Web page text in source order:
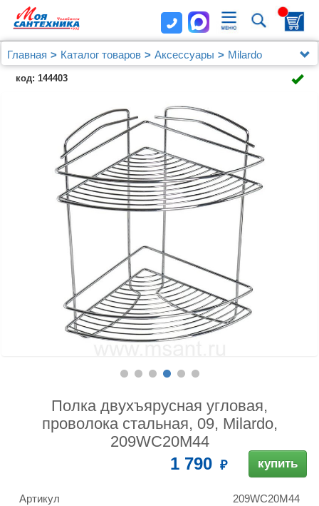
Главная Каталог товаров Аксессуары
Milardo
Полка двухъярусная угловая, проволока стальная,
09, Milardo, 209WC20M44
код: 144403
Полка двухъярусная угловая,
проволока стальная, 09, Milardo,
209WC20M44
1 790 купить
Артикул 209WC20M44